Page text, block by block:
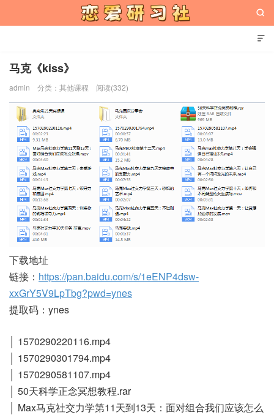
恋爱研习社


马克《kiss》
admin 分类： 其他课程 阅读(332)
下载地址
链接： https://pan.baidu.com/s/1eENP4dsw-
xxGrY5V9LpTbg?pwd=ynes
提取码：ynes
│ 1570290220116.mp4
│ 1570290301794.mp4
│ 1570290581107.mp4
│ 50天科学正念冥想教程.rar
│ Max马克社交力学第11天到13天：面对组合我们应该怎么